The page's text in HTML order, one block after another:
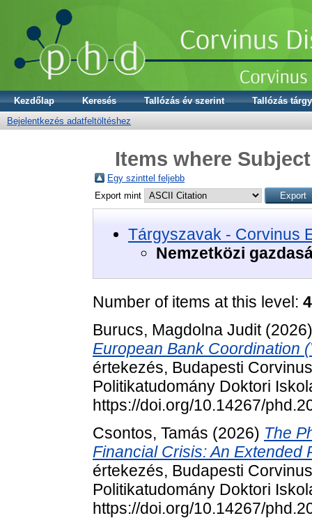
Kezdőlap Keresés Tallózás év szerint
Tallózás
Bejelentkezés adatfeltöltéshez
Items where
Egy szinttel feljebb
Export mint
Tárgyszavak - Corvinus
Nemzetközi
Number of items at this level:
Burucs, Magdolna Judit
European Bank Coordination
értekezés, Budapesti
Politikatudomány Doktori
https://doi.org/10.14267/
Csontos, Tamás (2026) The
Financial Crisis: An Extended
értekezés, Budapesti
Politikatudomány Doktori
https://doi.org/10.14267/